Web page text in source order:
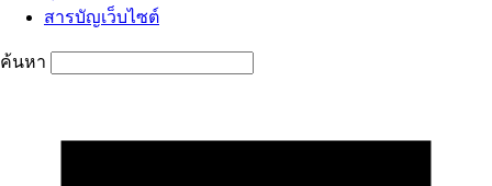
สารบัญเว็บไซต์
ค้นหา